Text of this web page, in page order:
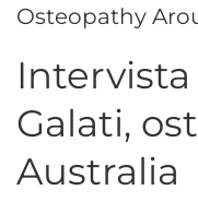
Osteopathy
Galati,
Australia